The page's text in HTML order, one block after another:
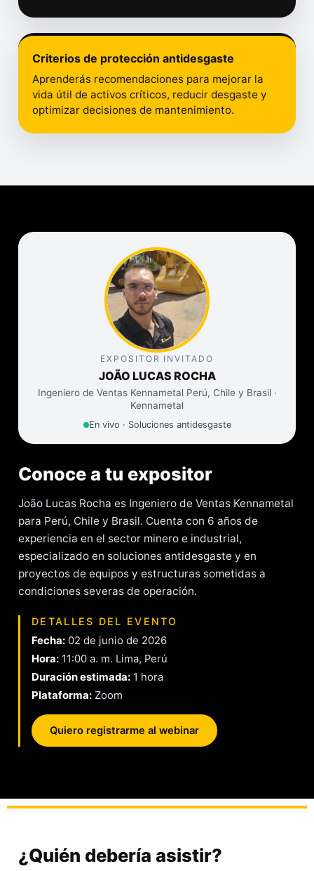
Criterios de protección antidesgaste
Aprenderás recomendaciones para mejorar la
vida útil de activos críticos, reducir desgaste y
optimizar decisiones de mantenimiento.
EXPOSITOR INVITADO
JOÃO LUCAS ROCHA
Ingeniero de Ventas Kennametal Perú, Chile y Brasil ·
Kennametal
En vivo · Soluciones antidesgaste
Conoce a tu expositor
João Lucas Rocha es Ingeniero de Ventas Kennametal
para Perú, Chile y Brasil. Cuenta con 6 años de
experiencia en el sector minero e industrial,
especializado en soluciones antidesgaste y en
proyectos de equipos y estructuras sometidas a
condiciones severas de operación.
DETALLES DEL EVENTO
Fecha: 02 de junio de 2026
Hora: 11:00 a. m. Lima, Perú
Duración estimada: 1 hora
Plataforma: Zoom
Quiero registrarme al webinar
¿Quién debería asistir?